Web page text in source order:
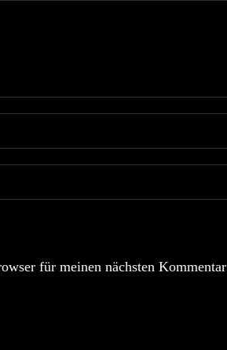
für meinen nächsten Kommentar